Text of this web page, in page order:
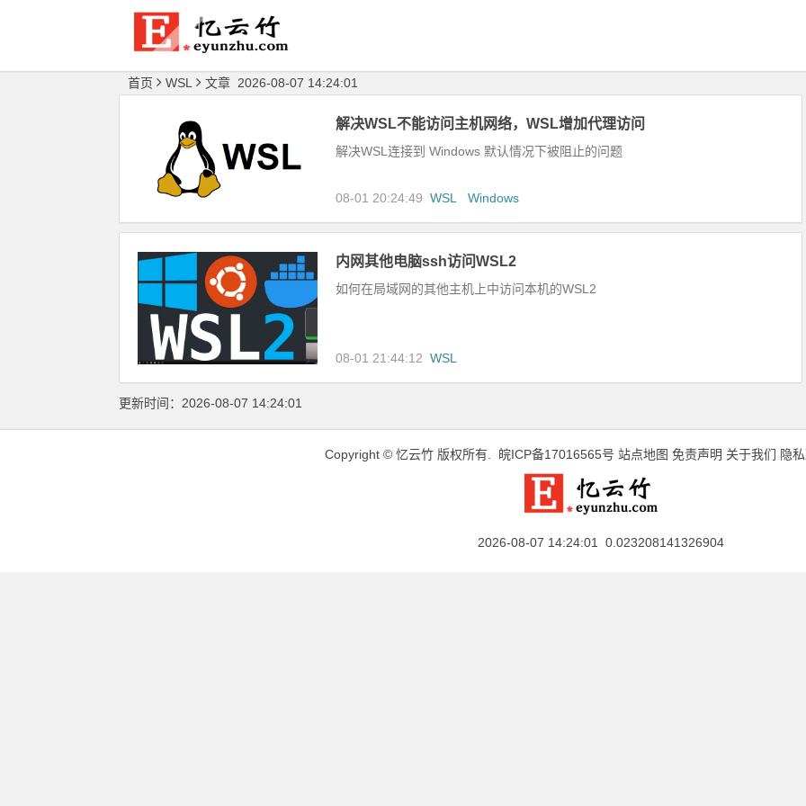
首页 WSL 文章 2026-08-07 14:24:01
解决WSL不能访问主机网络，WSL增加代理访问
解决WSL连接到 Windows 默认情况下被阻止的问题
08-01 20:24:49 WSL Windows
内网其他电脑ssh访问WSL2
如何在局域网的其他主机上中访问本机的WSL2
08-01 21:44:12 WSL
更新时间：2026-08-07 14:24:01
Copyright © 忆云竹 版权所有. 皖ICP备17016565号 站点地图 免责声明 关于我们 隐
2026-08-07 14:24:01 0.023208141326904